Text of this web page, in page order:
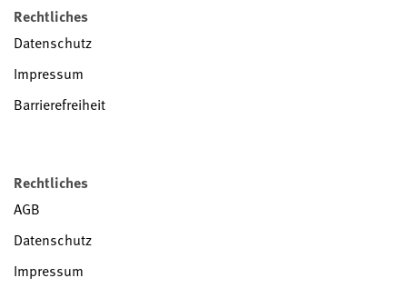
Rechtliches
Datenschutz
Impressum
Barrierefreiheit
Rechtliches
AGB
Datenschutz
Impressum